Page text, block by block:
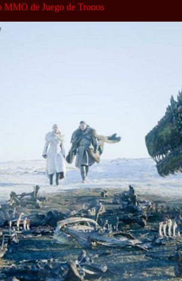
MMO de Juego de Tronos